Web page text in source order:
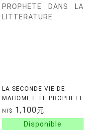
LA SECONDE VIE DE
MAHOMET. LE PROPHETE
DANS LA LITTERATURE
NT$ 1,100元